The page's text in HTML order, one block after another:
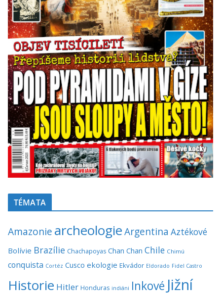
TÉMATA
Amazonie archeologieArgentina Aztékové
Bolívie Brazílie Chachapoyas Chan Chan Chile Chimú
conquista Cortéz Cusco ekologie Ekvádor Eldorado Fidel Castro
Historie Hitler Honduras indiáni Inkové Jižní